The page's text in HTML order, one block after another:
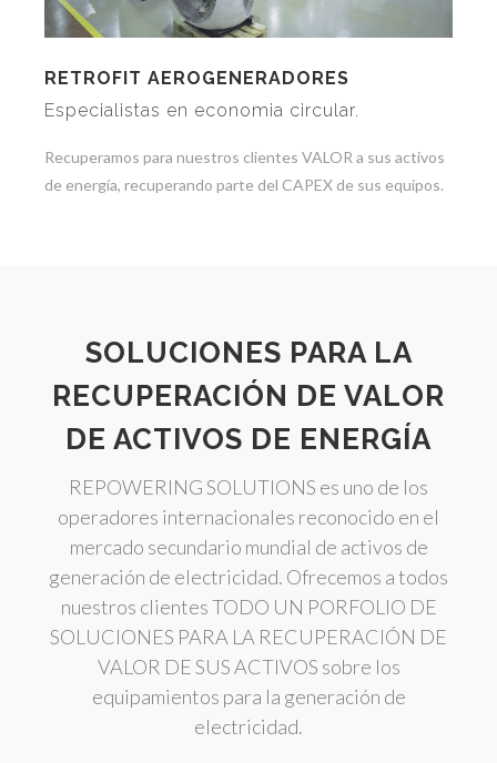
RETROFIT AEROGENERADORES
Especialistas en economia circular.
Recuperamos para nuestros clientes VALOR a sus activos
de energía, recuperando parte del CAPEX de sus equipos.
SOLUCIONES PARA LA
RECUPERACIÓN DE VALOR
DE ACTIVOS DE ENERGÍA
REPOWERING SOLUTIONS es uno de los
operadores internacionales reconocido en el
mercado secundario mundial de activos de
generación de electricidad. Ofrecemos a todos
nuestros clientes TODO UN PORFOLIO DE
SOLUCIONES PARA LA RECUPERACIÓN DE
VALOR DE SUS ACTIVOS sobre los
equipamientos para la generación de
electricidad.